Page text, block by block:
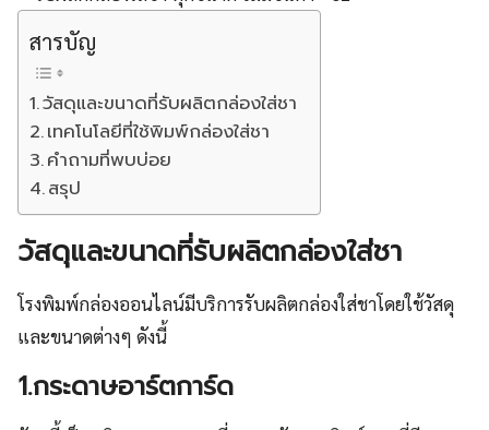
สารบัญ
วัสดุและขนาดที่รับผลิตกล่องใส่ชา
เทคโนโลยีที่ใช้พิมพ์กล่องใส่ชา
คำถามที่พบบ่อย
สรุป
วัสดุและขนาดที่รับผลิตกล่องใส่ชา
โรงพิมพ์กล่องออนไลน์มีบริการรับผลิตกล่องใส่ชาโดยใช้วัสดุ
และขนาดต่างๆ ดังนี้
1.กระดาษอาร์ตการ์ด